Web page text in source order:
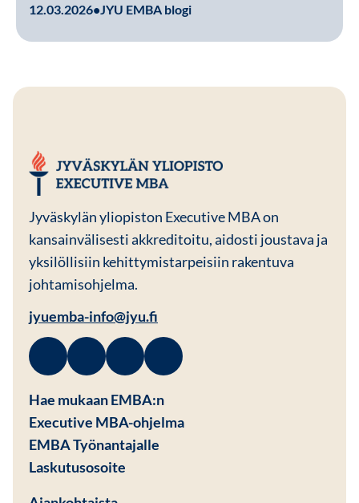
12.03.2026•JYU EMBA blogi
Jyväskylän yliopiston Executive MBA on
kansainvälisesti akkreditoitu, aidosti joustava ja
yksilöllisiin kehittymistarpeisiin rakentuva
johtamisohjelma.
jyuemba-info@jyu.fi
Facebook
Avautuu uuteen ikkunaan
Linkedin
Avautuu uuteen ikkunaan
Instagram
Avautuu uuteen ikkunaan
Youtube
Avautuu uuteen ikkunaan
Hae mukaan EMBA:n
Executive MBA-ohjelma
EMBA Työnantajalle
Laskutusosoite